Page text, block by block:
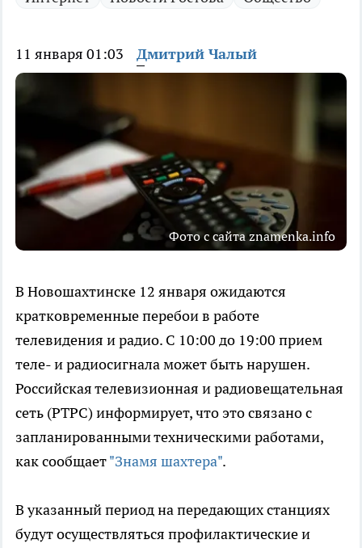
11 января 01:03 Дмитрий Чалый
Фото с сайта znamenka.info
В Новошахтинске 12 января ожидаются
кратковременные перебои в работе
телевидения и радио. С 10:00 до 19:00 прием
теле- и радиосигнала может быть нарушен.
Российская телевизионная и радиовещательная
сеть (РТРС) информирует, что это связано с
запланированными техническими работами,
как сообщает"Знамя шахтера".
В указанный период на передающих станциях
будут осуществляться профилактические и